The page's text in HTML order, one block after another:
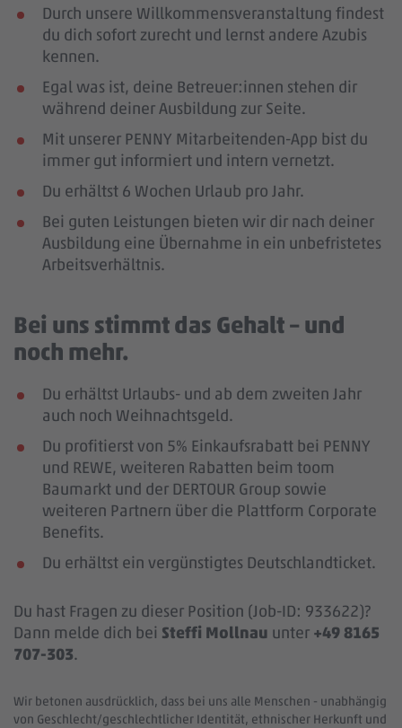
Durch unsere Willkommensveranstaltung findest
du dich sofort zurecht und lernst andere Azubis
kennen.
Egal was ist, deine Betreuer:innen stehen dir
während deiner Ausbildung zur Seite.
Mit unserer PENNY Mitarbeitenden-App bist du
immer gut informiert und intern vernetzt.
Du erhältst 6 Wochen Urlaub pro Jahr.
Bei guten Leistungen bieten wir dir nach deiner
Ausbildung eine Übernahme in ein unbefristetes
Arbeitsverhältnis.
Bei uns stimmt das Gehalt – und
noch mehr.
Du erhältst Urlaubs- und ab dem zweiten Jahr
auch noch Weihnachtsgeld.
Du profitierst von 5% Einkaufsrabatt bei PENNY
und REWE, weiteren Rabatten beim toom
Baumarkt und der DERTOUR Group sowie
weiteren Partnern über die Plattform Corporate
Benefits.
Du erhältst ein vergünstigtes Deutschlandticket.
Du hast Fragen zu dieser Position (Job-ID: 933622)?
Dann melde dich bei Steffi Mollnau unter +49 8165
707-303.
Wir betonen ausdrücklich, dass bei uns alle Menschen - unabhängig
von Geschlecht/geschlechtlicher Identität, ethnischer Herkunft und